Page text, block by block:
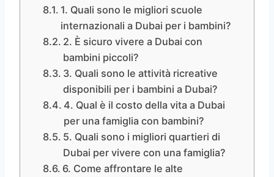
1. Quali sono le migliori scuole
internazionali a Dubai per i bambini?
2. È sicuro vivere a Dubai con
bambini piccoli?
3. Quali sono le attività ricreative
disponibili per i bambini a Dubai?
4. Qual è il costo della vita a Dubai
per una famiglia con bambini?
5. Quali sono i migliori quartieri di
Dubai per vivere con una famiglia?
6. Come affrontare le alte